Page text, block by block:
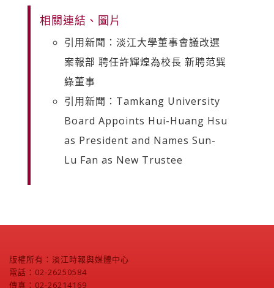
相關連結、圖片
引用新聞：淡江大學董事會議改選
案報部 聘任許輝煌為校長 新聘范巽
綠董事
引用新聞：Tamkang University
Board Appoints Hui-Huang Hsu
as President and Names Sun-
Lu Fan as New Trustee
版權所有：淡江時報與媒體中心
電話：02-26250584
傳真：02-26214169